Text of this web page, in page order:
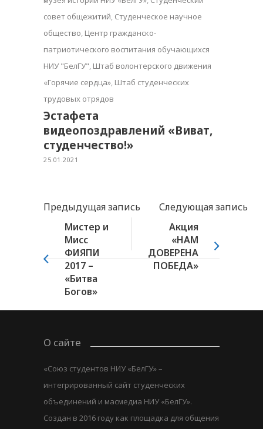
совет общежитий, Студенческое научное
общество, Центр гражданско-
патриотического воспитания обучающихся
НИУ "БелГУ", Штаб волонтерского движения
«Горячие сердца», Штаб студенческих
трудовых отрядов
Эстафета
видеопоздравлений «Виват,
студенчество!»
25.01.2021
Предыдущая запись
Следующая запись
Мистер и
Мисс
ФИЯПИ
2017 –
«Битва
Богов»
Акция
«НАМ
ДОВЕРЕНА
ПОБЕДА»
О сайте
«Союз студентов НИУ «БелГУ» –
интегрированный сайт студенческих
объединений и масмедиа НИУ «БелГУ».
Создан в 2016 году как площадка для общения